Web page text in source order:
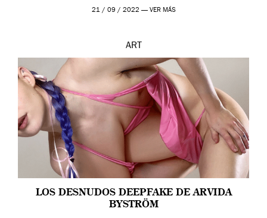
que los humanos tienen un complejo […]
21 / 09 / 2022 — VER MÁS
ART
LOS DESNUDOS DEEPFAKE DE ARVIDA
BYSTRÖM